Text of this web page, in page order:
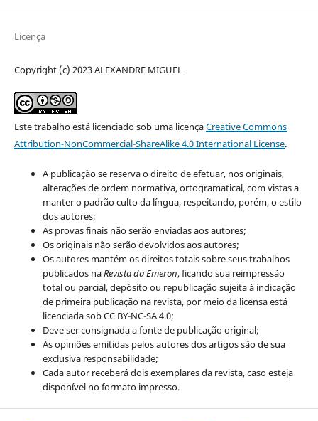
Licença
Copyright (c) 2023 ALEXANDRE MIGUEL
Este trabalho está licenciado sob uma licençaCreative Commons
Attribution-NonCommercial-ShareAlike 4.0 International License.
A publicação se reserva o direito de efetuar, nos originais,
alterações de ordem normativa, ortogramatical, com vistas a
manter o padrão culto da língua, respeitando, porém, o estilo
dos autores;
As provas finais não serão enviadas aos autores;
Os originais não serão devolvidos aos autores;
Os autores mantém os direitos totais sobre seus trabalhos
publicados naRevista da Emeron, ficando sua reimpressão
total ou parcial, depósito ou republicação sujeita à indicação
de primeira publicação na revista, por meio da licensa está
licenciada sob CC BY-NC-SA 4.0;
Deve ser consignada a fonte de publicação original;
As opiniões emitidas pelos autores dos artigos são de sua
exclusiva responsabilidade;
Cada autor receberá dois exemplares da revista, caso esteja
disponível no formato impresso.